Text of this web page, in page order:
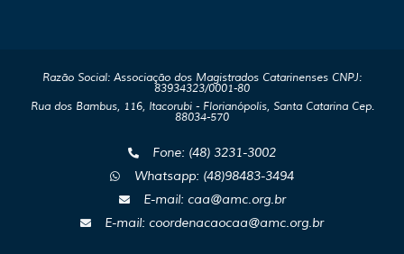
Razão Social: Associação dos Magistrados Catarinenses CNPJ:
83934323/0001-80
Rua dos Bambus, 116, Itacorubi - Florianópolis, Santa Catarina Cep.
88034-570
Fone: (48) 3231-3002
Whatsapp: (48)98483-3494
E-mail: caa@amc.org.br
E-mail: coordenacaocaa@amc.org.br